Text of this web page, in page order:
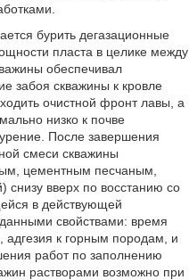
бурить дегазационные
пласта в целике между
обеспечивал
забоя скважины к кровле
очистной фронт лавы, а
низко к почве
После завершения
смеси скважины
цементным песчаным,
снизу вверх по восстанию со
в действующей
свойствами: время
адгезия к горным породам, и
работ по заполнению
растворами возможно при